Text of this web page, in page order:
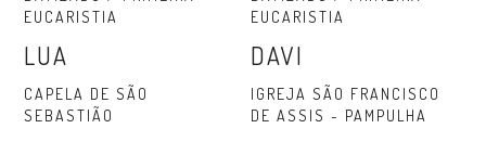
EUCARISTIA
LUA
CAPELA DE SÃO
SEBASTIÃO
EUCARISTIA
DAVI
IGREJA SÃO FRANCISCO
DE ASSIS - PAMPULHA